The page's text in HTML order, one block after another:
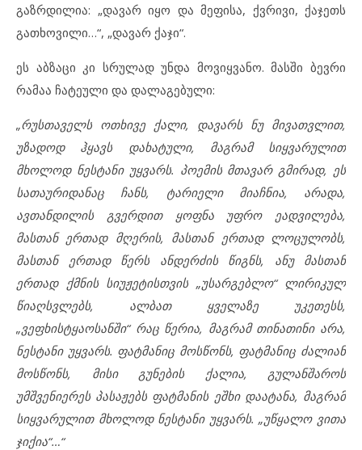
გაზრდილია: „დავარ იყო და მეფისა, ქვრივი, ქაჯეთს
გათხოვილი…“, „დავარ ქაჯი“.
ეს აბზაცი კი სრულად უნდა მოვიყვანო. მასში ბევრი
რამაა ჩატეული და დალაგებული:
„რუსთაველს ოთხივე ქალი, დავარს ნუ მივათვლით,
უზადოდ ჰყავს დახატული, მაგრამ სიყვარულით
მხოლოდ ნესტანი უყვარს. პოემის მთავარ გმირად, ეს
სათაურიდანაც ჩანს, ტარიელი მიაჩნია, არადა,
ავთანდილის გვერდით ყოფნა უფრო ეადვილება,
მასთან ერთად მღერის, მასთან ერთად ლოცულობს,
მასთან ერთად წერს ანდერძის წიგნს, ანუ მასთან
ერთად ქმნის სიუჟეტისთვის „უსარგებლო“ ლირიკულ
წიაღსვლებს, ალბათ ყველაზე უკეთესს,
„ვეფხისტყაოსანში“ რაც წერია, მაგრამ თინათინი არა,
ნესტანი უყვარს. ფატმანიც მოსწონს, ფატმანიც ძალიან
მოსწონს, მისი გუნების ქალია, გულანშაროს
უმშვენიერეს პასაჟებს ფატმანის ეშხი დაატანა, მაგრამ
სიყვარულით მხოლოდ ნესტანი უყვარს. „უწყალო ვითა
ჯიქია“…“